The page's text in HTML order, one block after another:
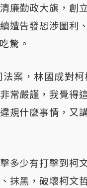
廉勤政大旗，創
遭告發恐涉圖利
驚。
案，林國成對
常嚴謹，我覺得
規什麼事情，又
多少有打擊到柯
抹黑，破壞柯文